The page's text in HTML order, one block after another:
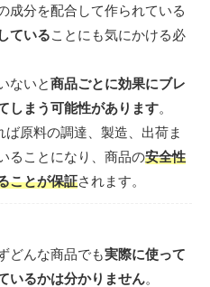
成分を配合して作られている
ていることにも気にかける必
ないと商品ごとに効果にブレ
しまう可能性があります。
原料の調達、製造、出荷ま
ることになり、商品の安全性
ことが保証されます。
どんな商品でも実際に使って
いるかは分かりません。